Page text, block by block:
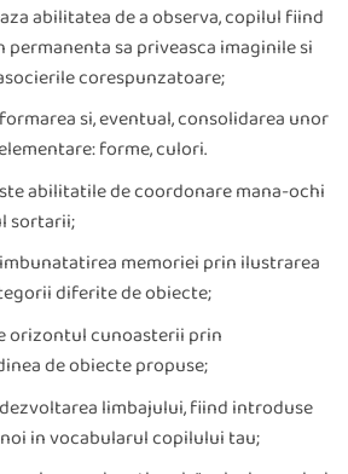
abilitatea de a observa, copilul fiind
permanenta sa priveasca imaginile si
corespunzatoare;
si, eventual, consolidarea unor
forme, culori.
abilitatile de coordonare mana-ochi
sortarii;
memoriei prin ilustrarea
diferite de obiecte;
orizontul cunoasterii prin
de obiecte propuse;
limbajului, fiind introduse
in vocabularul copilului tau;